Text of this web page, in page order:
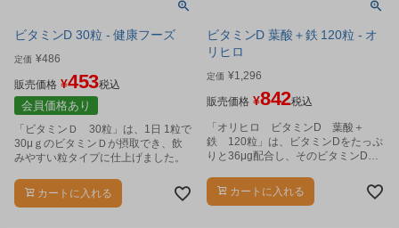
ビタミンD 30粒 - 健康フーズ
定価 ¥486
販売価格 ¥453税込
会員価格あり
「ビタミンＤ 30粒」は、1日 1粒で
30μｇのビタミンＤが摂取でき、飲
みやすい粒タイプに仕上げました。
カートに入れる
ビタミンD 葉酸＋鉄 120粒 - オ
リヒロ
定価 ¥1,296
販売価格 ¥842税込
「オリヒロ ビタミンD 葉酸＋
鉄 120粒」は、ビタミンDをたっぷ
りと36μg配合し、そのビタミンDの
ル類を配合した製品です。
カートに入れる